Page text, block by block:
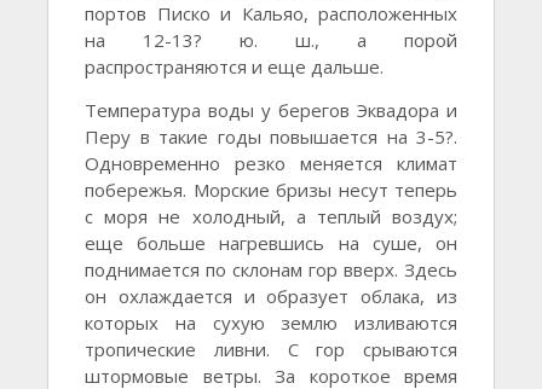
портов Писко и Кальяо, расположенных
на 12-13? ю. ш., а порой
распространяются и еще дальше.
Температура воды у берегов Эквадора и
Перу в такие годы повышается на 3-5?.
Одновременно резко меняется климат
побережья. Морские бризы несут теперь
с моря не холодный, а теплый воздух;
еще больше нагревшись на суше, он
поднимается по склонам гор вверх. Здесь
он охлаждается и образует облака, из
которых на сухую землю изливаются
тропические ливни. С гор срываются
штормовые ветры. За короткое время